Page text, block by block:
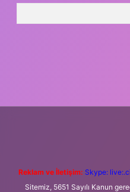
Reklam ve İletişim: Skype:
Sitemiz, 5651 Sayılı Kanun